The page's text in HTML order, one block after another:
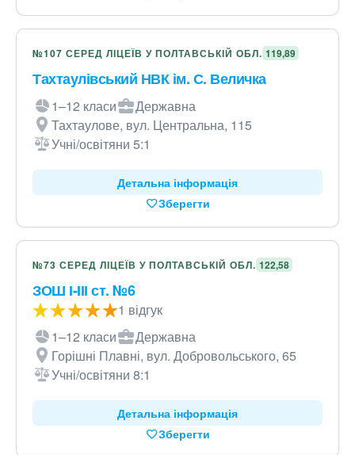
№107 СЕРЕД ЛІЦЕЇВ У ПОЛТАВСЬКІЙ ОБЛ. 119,89
Тахтаулівський НВК ім. С. Величка
1–12 класи
Державна
Тахтаулове, вул. Центральна, 115
Учні/освітяни 5:1
Детальна інформація
Зберегти
№73 СЕРЕД ЛІЦЕЇВ У ПОЛТАВСЬКІЙ ОБЛ. 122,58
ЗОШ І-ІІІ ст. №6
1 відгук
1–12 класи
Державна
Горішні Плавні, вул. Добровольського, 65
Учні/освітяни 8:1
Детальна інформація
Зберегти